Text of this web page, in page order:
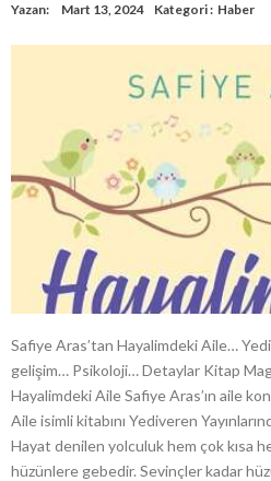
Yazan: Mart 13, 2024 Kategori : Haber
Safiye Aras’tan Hayalimdeki Aile…
gelişim… Psikoloji… Detaylar Kitap
Hayalimdeki Aile Safiye Aras’ın aile
Aile isimli kitabını Yediveren
Hayat denilen yolculuk hem çok kısa
hüzünlere gebedir. Sevinçler kadar